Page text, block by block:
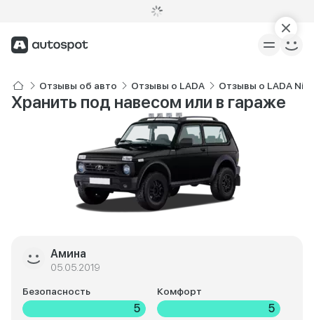
Отзывы об авто Отзывы о LADA Отзывы о LADA
Хранить под навесом или в гараже
Амина
05.05.2019
Безопасность
5
Комфорт
5